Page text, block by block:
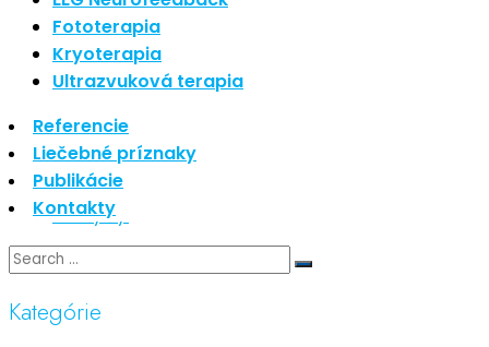
Fototerapia
Kryoterapia
Ultrazvuková terapia
Referencie
Liečebné príznaky
Publikácie
Kontakty
september 2021
apríl 2021
august 2020
Kategórie
Nezaradené
Skin Care
Zdravý štýl
Kategórie